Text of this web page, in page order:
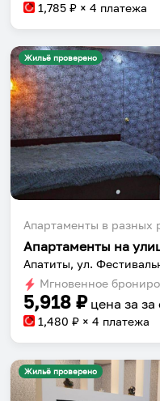
1,785 ₽ × 4 платежа
Жильё проверено
Апартаменты в разных
Апартаменты на
Апатиты, ул.
Мгновенное
5,918 ₽ цена за за
1,480 ₽ × 4 платежа
Жильё проверено